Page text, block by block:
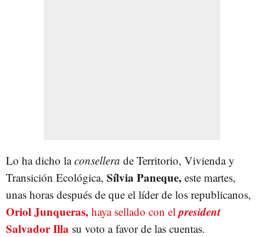
Lo ha dicho laconsellera de Territorio, Vivienda y
Transición Ecológica, Sílvia Paneque, este martes,
unas horas después de que el líder de los republicanos,
Oriol Junqueras, haya sellado con el president
Salvador Illa su voto a favor de las cuentas.